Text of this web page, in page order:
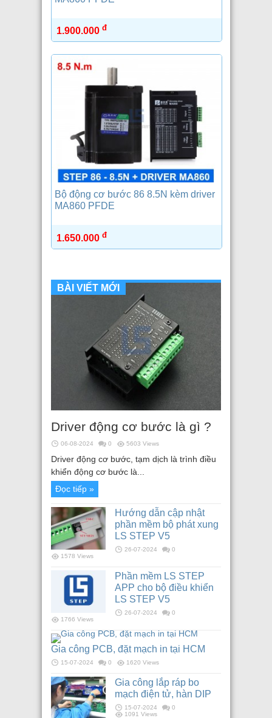
1.900.000 đ
Bộ động cơ bước 86 8.5N kèm driver
MA860 PFDE
1.650.000 đ
BÀI VIẾT MỚI
Driver động cơ bước là gì ?
06-08-2024 0 5603 Views
Driver động cơ bước, tạm dịch là trình điều
khiển động cơ bước là...
Đọc tiếp »
Hướng dẫn cập nhật
phần mềm bộ phát xung
LS STEP V5
26-07-2024
0
1578 Views
Phần mềm LS STEP
APP cho bộ điều khiển
LS STEP V5
26-07-2024
0
1766 Views
Gia công PCB, đặt mạch in tại HCM
15-07-2024 0 1620 Views
Gia công lắp ráp bo
mạch điện tử, hàn DIP
15-07-2024
0
1091 Views